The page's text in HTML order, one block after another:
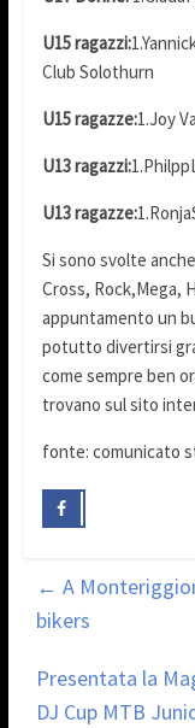
U15 ragazzi:
Club Solothurn
U15 ragazze:1.Joy
U13 ragazzi:
U13 ragazze:
Si sono svolte
Cross, Rock,Mega,
appuntamento un
potutto divertirsi
come sempre ben
trovano sul sito
fonte: comunicato
← A
bikers
Presentata la
DJ Cup MTB